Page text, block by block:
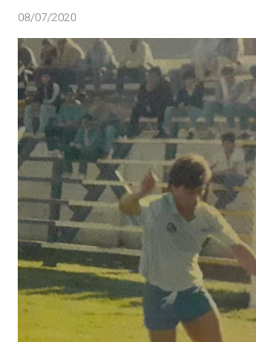
08/07/2020